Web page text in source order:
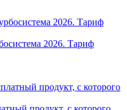
2026. Тариф